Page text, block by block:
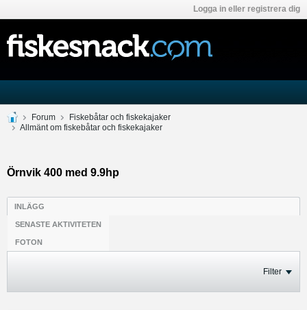
Logga in eller registrera dig
Forum
Fiskebåtar och fiskekajaker
Allmänt om fiskebåtar och fiskekajaker
Örnvik 400 med 9.9hp
INLÄGG
SENASTE AKTIVITETEN
FOTON
Filter